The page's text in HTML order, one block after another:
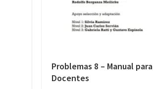
Problemas 8 – Manual para
Docentes